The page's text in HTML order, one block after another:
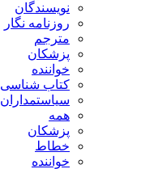
نویسندگان
روزنامه نگار
مترجم
پزشکان
خواننده
کتاب شناسی
سیاستمداران
همه
پزشکان
خطاط
خواننده